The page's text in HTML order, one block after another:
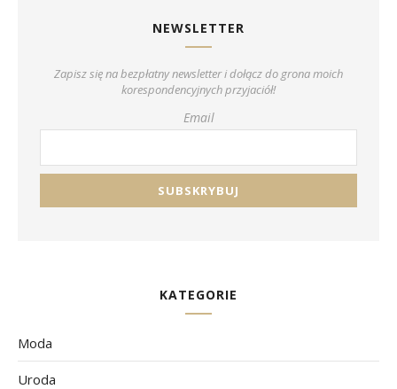
NEWSLETTER
Zapisz się na bezpłatny newsletter i dołącz do grona moich
korespondencyjnych przyjaciół!
Email
KATEGORIE
Moda
Uroda